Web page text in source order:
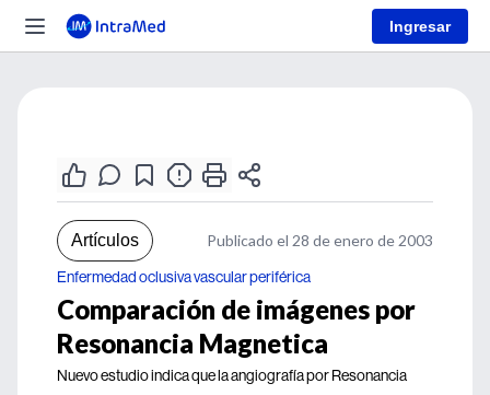
Ingresar
Artículos Publicado el 28 de enero de 2003
Enfermedad oclusiva vascular periférica
Comparación de imágenes por
Resonancia Magnetica
Nuevo estudio indica que la angiografía por Resonancia